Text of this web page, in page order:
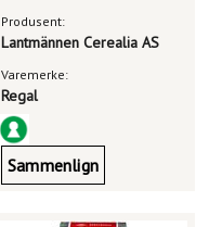
Produsent:
Lantmännen Cerealia AS
Varemerke:
Regal
Sammenlign